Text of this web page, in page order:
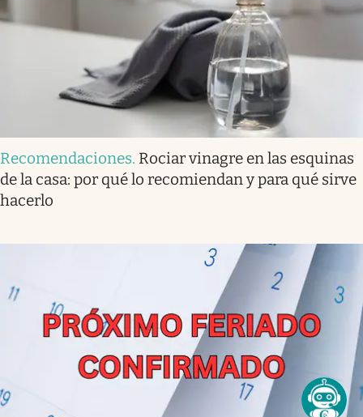
Recomendaciones. Rociar vinagre en las esquinas
de la casa: por qué lo recomiendan y para qué sirve
hacerlo